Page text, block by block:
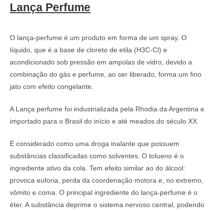
Lança Perfume
O lança-perfume é um produto em forma de um spray. O
líquido, que é a base de cloreto de etila (H3C-Cl) e
acondicionado sob pressão em ampolas de vidro, devido a
combinação do gás e perfume, ao ser liberado, forma um fino
jato com efeito congelante.
A Lança perfume foi industrializada pela Rhodia da Argentina e
importado para o Brasil do início e até meados do século XX.
É considerado como uma droga inalante que possuem
substâncias classificadas como solventes. O tolueno é o
ingrediente ativo da cola. Tem efeito similar ao do álcool:
provoca euforia, perda da coordenação motora e, no extremo,
vômito e coma. O principal ingrediente do lança-perfume é o
éter. A substância deprime o sistema nervoso central, podendo